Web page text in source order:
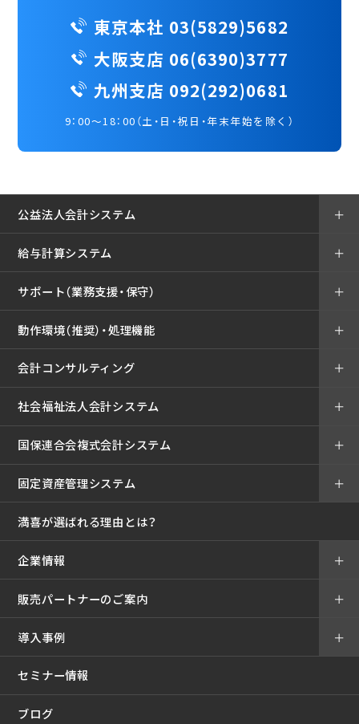
東京本社 03(5829)5682
大阪支店 06(6390)3777
九州支店 092(292)0681
9：00～18：00（土・日・祝日・年末年始を除く）
公益法人会計システム ＋
給与計算システム ＋
サポート（業務支援・保守） ＋
動作環境（推奨）・処理機能 ＋
会計コンサルティング ＋
社会福祉法人会計システム ＋
国保連合会複式会計システム ＋
固定資産管理システム ＋
満喜が選ばれる理由とは？
企業情報 ＋
販売パートナーのご案内 ＋
導入事例
セミナー情報
＋
ブログ